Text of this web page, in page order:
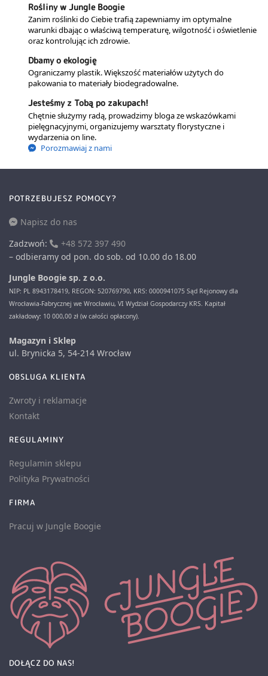
Rośliny w Jungle Boogie
Zanim roślinki do Ciebie trafią zapewniamy im optymalne
warunki dbając o właściwą temperaturę, wilgotność i oświetlenie
oraz kontrolując ich zdrowie.
Dbamy o ekologię
Ograniczamy plastik. Większość materiałów użytych do
pakowania to materiały biodegradowalne.
Jesteśmy z Tobą po zakupach!
Chętnie służymy radą, prowadzimy bloga ze wskazówkami
pielęgnacyjnymi, organizujemy warsztaty florystyczne i
wydarzenia on line.
Porozmawiaj z nami
POTRZEBUJESZ POMOCY?
Napisz do nas
Zadzwoń:
+48 572 397 490
– odbieramy od pon. do sob. od 10.00 do 18.00
Jungle Boogie sp. z o.o.
NIP: PL 8943178419, REGON: 520769790, KRS: 0000941075 Sąd Rejonowy dla
Wrocławia-Fabrycznej we Wrocławiu, VI Wydział Gospodarczy KRS. Kapitał
zakładowy: 10 000,00 zł (w całości opłacony).
Magazyn i Sklep
ul. Brynicka 5, 54-214 Wrocław
OBSLUGA KLIENTA
Zwroty i reklamacje
Kontakt
REGULAMINY
Regulamin sklepu
Polityka Prywatności
FIRMA
Pracuj w Jungle Boogie
DOŁĄCZ DO NAS!